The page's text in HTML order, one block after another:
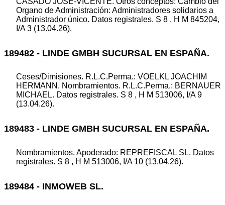
Organo de Administración: Administradores solidarios a
Administrador único. Datos registrales. S 8 , H M 845204,
I/A 3 (13.04.26).
189482 - LINDE GMBH SUCURSAL EN ESPAÑA.
Ceses/Dimisiones. R.L.C.Perma.: VOELKL JOACHIM
HERMANN. Nombramientos. R.L.C.Perma.: BERNAUER
MICHAEL. Datos registrales. S 8 , H M 513006, I/A 9
(13.04.26).
189483 - LINDE GMBH SUCURSAL EN ESPAÑA.
Nombramientos. Apoderado: REPREFISCAL SL. Datos
registrales. S 8 , H M 513006, I/A 10 (13.04.26).
189484 - INMOWEB SL.